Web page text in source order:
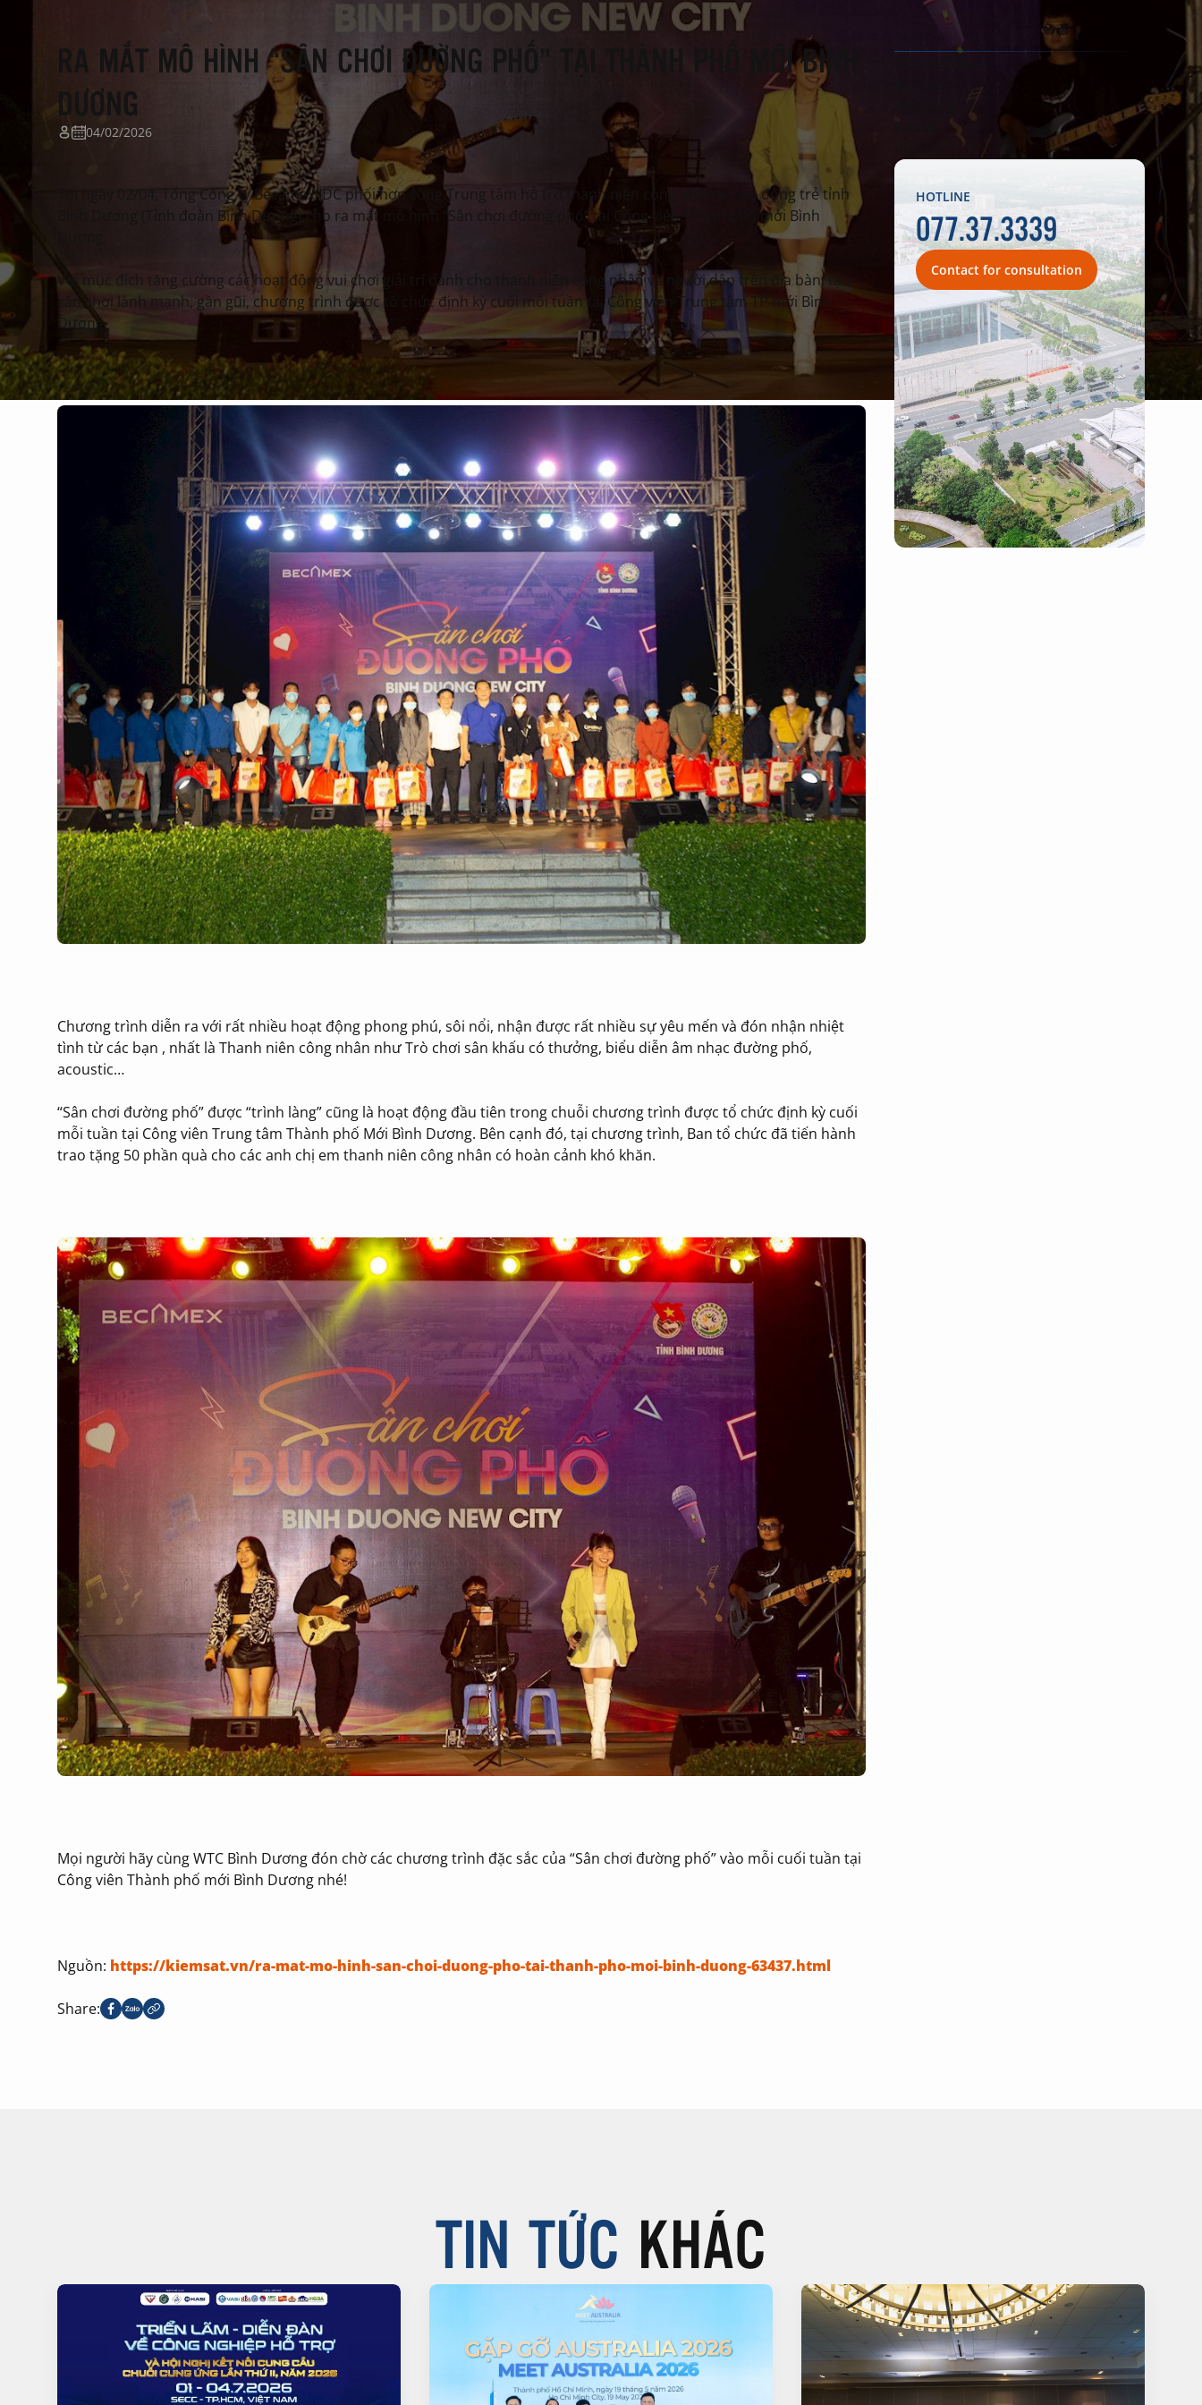
RA MẮT MÔ HÌNH “SÂN CHƠI ĐƯỜNG PHỐ” TẠI THÀNH PHỐ MỚI BÌNH
DƯƠNG
04/02/2026
Tối ngày 02/04, Tổng Công ty Becamex IDC phối hợp cùng Trung tâm hỗ trợ thanh niên công nhân và lao động trẻ tỉnh
Bình Dương (Tỉnh đoàn Bình Dương) cho ra mắt mô hình “Sân chơi đường phố” tại Công viên Thành phố mới Bình
Với mục đích tăng cường các hoạt động vui chơi giải trí dành cho thanh niên công nhân và người dân trên địa bàn; tạo
sân chơi lành mạnh, gần gũi, chương trình được tổ chức định kỳ cuối mỗi tuần tại Công viên Trung tâm TP mới Bình
Dương.
Chương trình diễn ra với rất nhiều hoạt động phong phú, sôi nổi, nhận được rất nhiều sự yêu mến và đón nhận nhiệt
tình từ các bạn , nhất là Thanh niên công nhân như Trò chơi sân khấu có thưởng, biểu diễn âm nhạc đường phố,
acoustic…
“Sân chơi đường phố” được “trình làng” cũng là hoạt động đầu tiên trong chuỗi chương trình được tổ chức định kỳ cuối
mỗi tuần tại Công viên Trung tâm Thành phố Mới Bình Dương. Bên cạnh đó, tại chương trình, Ban tổ chức đã tiến hành
trao tặng 50 phần quà cho các anh chị em thanh niên công nhân có hoàn cảnh khó khăn.
Mọi người hãy cùng WTC Bình Dương đón chờ các chương trình đặc sắc của “Sân chơi đường phố” vào mỗi cuối tuần tại
Công viên Thành phố mới Bình Dương nhé!
Nguồn: https://kiemsat.vn/ra-mat-mo-hinh-san-choi-duong-pho-tai-thanh-pho-moi-binh-duong-63437.html
Share:
HOTLINE
077.37.3339
Contact for consultation
TIN TỨC KHÁC